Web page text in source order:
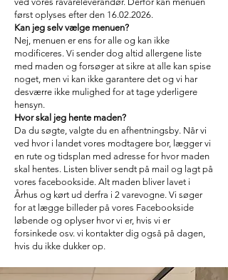
først oplyses efter den 16.02.2026.
Kan jeg selv vælge menuen?
Nej, menuen er ens for alle og kan ikke
modificeres. Vi sender dog altid allergene liste
med maden og forsøger at sikre at alle kan spise
noget, men vi kan ikke garantere det og vi har
desværre ikke mulighed for at tage yderligere
hensyn.
Hvor skal jeg hente maden?
Da du søgte, valgte du en afhentningsby. Når vi
ved hvor i landet vores modtagere bor, lægger vi
en rute og tidsplan med adresse for hvor maden
skal hentes. Listen bliver sendt på mail og lagt på
vores facebookside. Alt maden bliver lavet i
Århus og kørt ud derfra i 2 varevogne. Vi søger
for at lægge billeder på vores Facebookside
løbende og oplyser hvor vi er, hvis vi er
forsinkede osv. vi kontakter dig også på dagen,
hvis du ikke dukker op.